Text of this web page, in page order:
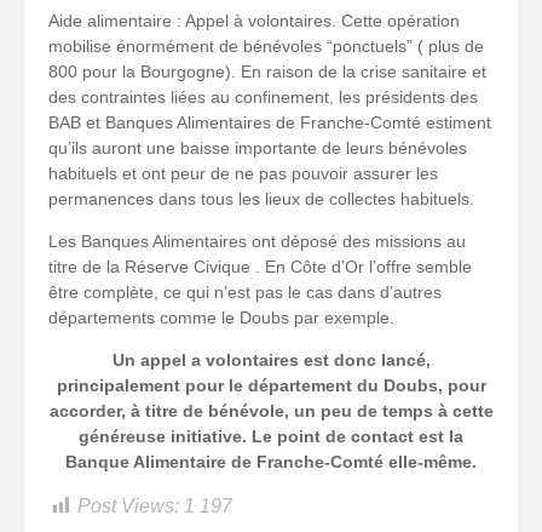
Aide alimentaire : Appel à volontaires. Cette opération
mobilise énormément de bénévoles “ponctuels” ( plus de
800 pour la Bourgogne). En raison de la crise sanitaire et
des contraintes liées au confinement, les présidents des
BAB et Banques Alimentaires de Franche-Comté estiment
qu’ils auront une baisse importante de leurs bénévoles
habituels et ont peur de ne pas pouvoir assurer les
permanences dans tous les lieux de collectes habituels.
Les Banques Alimentaires ont déposé des missions au
titre de la Réserve Civique . En Côte d’Or l’offre semble
être complète, ce qui n’est pas le cas dans d’autres
départements comme le Doubs par exemple.
Un appel a volontaires est donc lancé,
principalement pour le département du Doubs, pour
accorder, à titre de bénévole, un peu de temps à cette
généreuse initiative. Le point de contact est la
Banque Alimentaire de Franche-Comté elle-même.
Post Views: 1 197